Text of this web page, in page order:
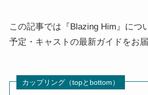
この記事では『Blazing Him』につ
予定・キャストの最新ガイドをお届
カップリング（topとbottom）